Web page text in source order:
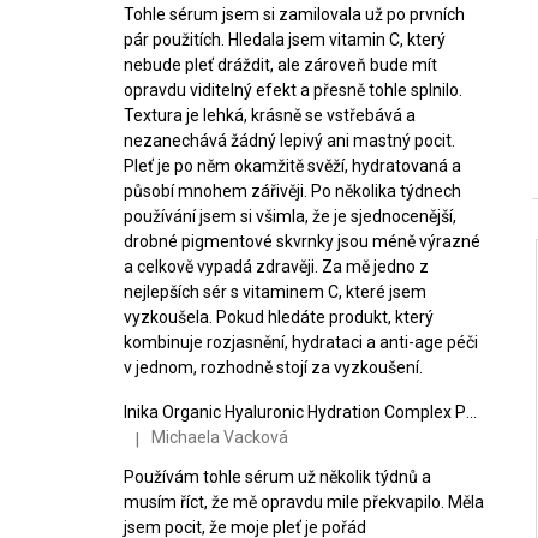
Tohle sérum jsem si zamilovala už po prvních
pár použitích. Hledala jsem vitamin C, který
nebude pleť dráždit, ale zároveň bude mít
opravdu viditelný efekt a přesně tohle splnilo.
Textura je lehká, krásně se vstřebává a
nezanechává žádný lepivý ani mastný pocit.
Pleť je po něm okamžitě svěží, hydratovaná a
působí mnohem zářivěji. Po několika týdnech
používání jsem si všimla, že je sjednocenější,
drobné pigmentové skvrnky jsou méně výrazné
a celkově vypadá zdravěji. Za mě jedno z
nejlepších sér s vitaminem C, které jsem
vyzkoušela. Pokud hledáte produkt, který
kombinuje rozjasnění, hydrataci a anti-age péči
v jednom, rozhodně stojí za vyzkoušení.
Hodnocení produktu je 5 z 5 hvězdiček.
| Michaela Vacková
Používám tohle sérum už několik týdnů a
musím říct, že mě opravdu mile překvapilo. Měla
jsem pocit, že moje pleť je pořád